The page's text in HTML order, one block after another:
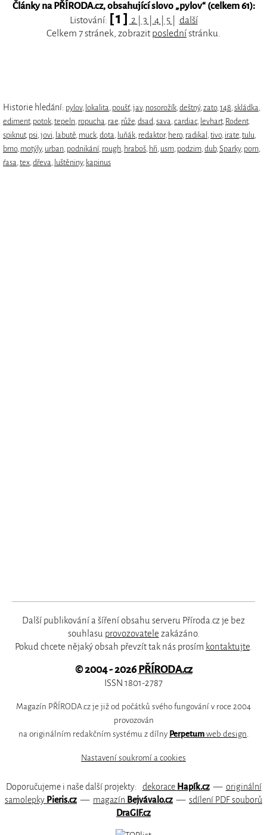
Články na PŘÍRODA.cz, obsahující slovo „pylov“ (celkem 61):
Listování: [ 1 ] 2 3 4 5
další
Celkem 7 stránek, zobrazitposlednístránku.
Historie hledání: pylov, lokalita, poušť,jav, nosorožík,deštný,zato,148,skládka,
ediment, potok,tepeln, ropucha, rae, růže,dsad,sava,cardiac, levhart, Rodent,
spiknut, psi,jovi, labutě, muck,dota, luňák, redaktor, hero, radikal ,tivo, irate,tulu,
brno, motýly, urban, podnikání, rough, hraboš, hři, usm, podzim,dub,Sparky, porn,
ŕasa,tex,dřeva, luštěniny, kapinus
Další publikování a šíření obsahu serveru Příroda.cz je bez
souhlasu provozovatele zakázáno.
Pokud chcete nějaký obsah převzít tak nás prosím kontaktujte.
© 2004 - 2026PŘÍRODA.cz
ISSN 1801-2787
Magazín PŘÍRODA.cz je již od počátků svého fungování v roce 2004
provozován
na originálním redakčním systému z dílny Perpetum web design
Nastavení soukromí a cookies
Doporučujeme i naše další projekty: dekorace Hapík.cz— originální
samolepky Pieris.cz — magazín Bejvávalo.cz — sdílení PDF souborů
DraGIF.cz